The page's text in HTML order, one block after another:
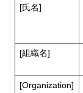
[氏名]
[組織名]
[Organization]